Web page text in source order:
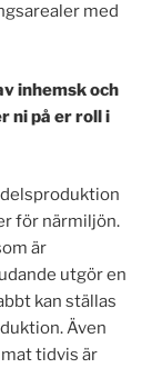
med
inhemsk och
ni på er roll i
för närmiljön.
är
utgör en
kan ställas
Även
tidvis är